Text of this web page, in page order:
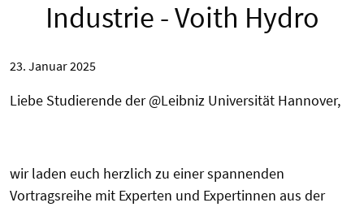
Industrie - Voith Hydro
23. Januar 2025
Liebe Studierende der @Leibniz Universität Hannover,
wir laden euch herzlich zu einer spannenden
Vortragsreihe mit Experten und Expertinnen aus der